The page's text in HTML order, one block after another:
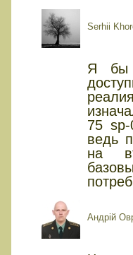
Serhii
Я бы
75 sp-
ведь
на
Андрій